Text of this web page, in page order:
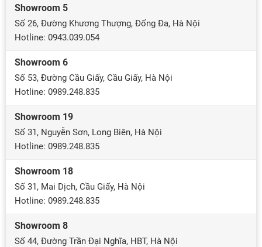
Showroom 5
Số 26, Đường Khương Thượng, Đống Đa, Hà Nội
Hotline: 0943.039.054
Showroom 6
Số 53, Đường Cầu Giấy, Cầu Giấy, Hà Nội
Hotline: 0989.248.835
Showroom 19
Số 31, Nguyễn Sơn, Long Biên, Hà Nội
Hotline: 0989.248.835
Showroom 18
Số 31, Mai Dịch, Cầu Giấy, Hà Nội
Hotline: 0989.248.835
Showroom 8
Số 44, Đường Trần Đại Nghĩa, HBT, Hà Nội